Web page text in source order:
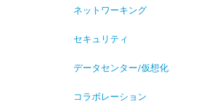
ネットワーキング
セキュリティ
データセンター/仮想化
コラボレーション